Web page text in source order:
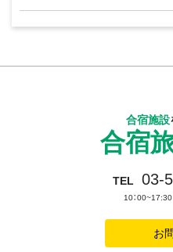
合宿施設
合宿
TEL 03-
10：00~17:30
お